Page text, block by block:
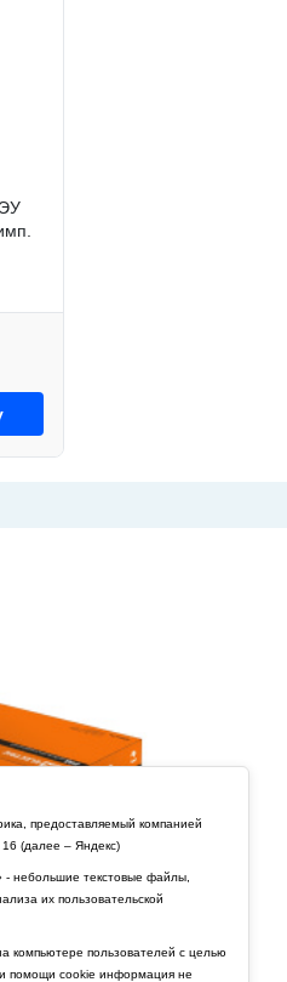
предоставляемый компанией
(далее – Яндекс)
- небольшие текстовые файлы,
их пользовательской
пользователей с целью
помощи cookie информация не